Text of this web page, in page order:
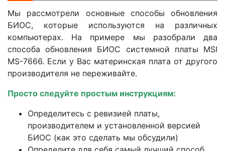
Мы рассмотрели основные способы обновления
БИОС, которые используются на различных
компьютерах. На примере мы разобрали два
способа обновления БИОС системной платы MSI
MS-7666. Если у Вас материнская плата от другого
производителя не переживайте.
Просто следуйте простым инструкциям:
Определитесь с ревизией платы,
производителем и установленной версией
БИОС (как это сделать мы обсудили)